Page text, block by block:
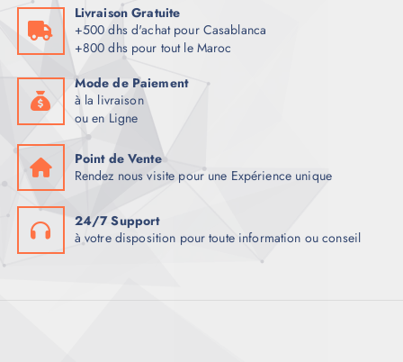
Livraison Gratuite
+500 dhs d'achat pour Casablanca
+800 dhs pour tout le Maroc
Mode de Paiement
à la livraison
ou en Ligne
Point de Vente
Rendez nous visite pour une Expérience unique
24/7 Support
à votre disposition pour toute information ou conseil